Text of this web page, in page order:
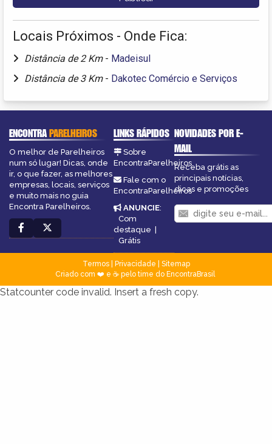
Locais Próximos - Onde Fica:
Distância de 2 Km - Madeisul
Distância de 3 Km - Dakotec Comércio e Serviços
ENCONTRAPARELHEIROS
O melhor de Parelheiros
num só lugar! Dicas, onde
ir, o que fazer, as melhores
empresas, locais, serviços
e muito mais no guia
Encontra Parelheiros.
LINKS RÁPIDOS
Sobre
EncontraParelheiros
Fale com o
EncontraParelheiros
ANUNCIE:
Com
destaque |
Grátis
NOVIDADES POR E-
MAIL
Receba grátis as
principais notícias,
dicas e promoções
Termos| Privacidade
Sitemap
Criado com ❤️ e ☕ pelo time do EncontraBrasil
Statcounter code invalid. Insert a fresh copy.